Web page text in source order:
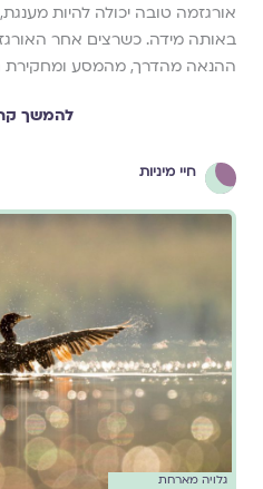
אורגזמה טובה יכולה להיות
באותה מידה. כשרצים אחר
ההנאה מהדרך, מהמסע ומחקירת
להמשך
חיי מיניות
גלויה מארחת